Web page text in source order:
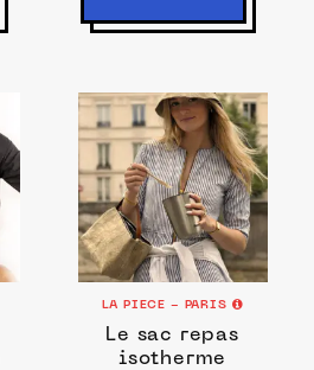
LA PIECE - PARIS
Le sac repas
isotherme